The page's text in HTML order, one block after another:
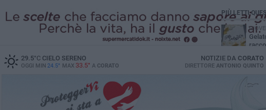
29.5°CCIELO SERENO
OGGI MIN 24.5° MAX 33.5° A CORATO
NOTIZIE DA CORATO
DIRETTORE ANTONIO QUINTO
PIÙ LETTI